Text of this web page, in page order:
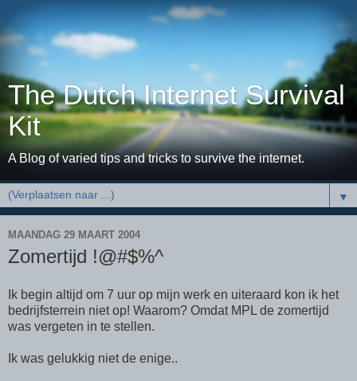
The Dutch Internet Survival
Kit
A Blog of varied tips and tricks to survive the internet.
▼
MAANDAG 29 MAART 2004
Zomertijd !@#$%^
Ik begin altijd om 7 uur op mijn werk en uiteraard kon ik het
bedrijfsterrein niet op! Waarom? Omdat MPL de zomertijd
was vergeten in te stellen.
Ik was gelukkig niet de enige..